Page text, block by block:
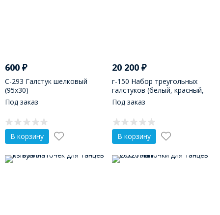
600 ₽
С-293 Галстук шелковый
(95х30)
Под заказ
В корзину
20 200₽
г-150 Набор треугольных
галстуков (белый, красный,
синий)
Под заказ
В корзину